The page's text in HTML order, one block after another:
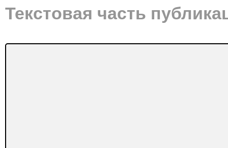
Текстовая часть